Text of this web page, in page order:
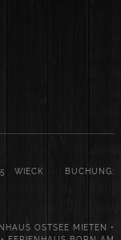
WIECK · BUCHUNG:
OSTSEE MIETEN
•